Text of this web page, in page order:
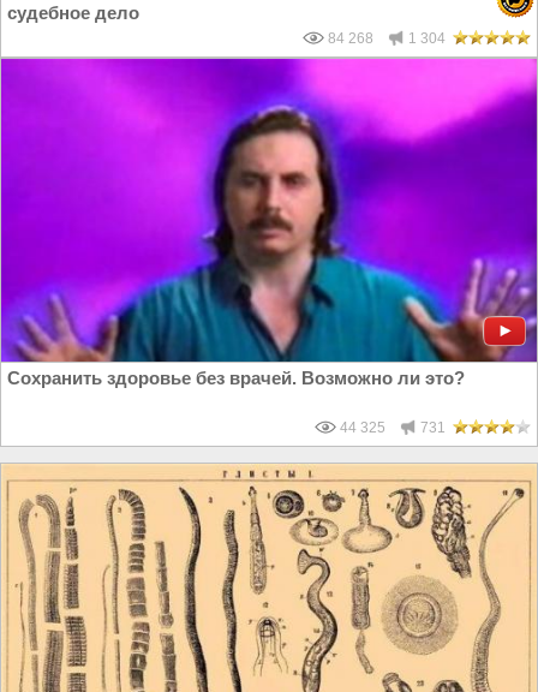
судебное дело
84 268 1 304
Сохранить здоровье без врачей. Возможно ли это?
44 325 731